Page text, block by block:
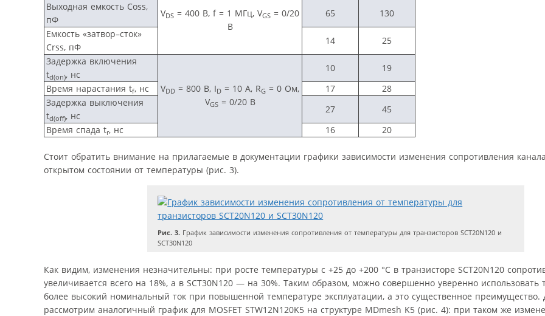
VDS = 400 В, f = 1 МГц, VGS = 0/20
В
Выходная емкость Coss,
пФ
65
130
Емкость «затвор–сток»
Crss, пФ
14
25
Задержка включения
td(on), нс
VDD = 800 В, ID = 10 A, RG = 0 Ом,
VGS = 0/20 В
10
19
Время нарастания tf, нс 17
28
Задержка выключения
td(off), нс
27
45
Время спада tr, нс 16 20
Стоит обратить внимание на прилагаемые в документации графики зависимости изменения сопротивления канала
открытом состоянии от температуры (рис. 3).
Рис. 3. График зависимости изменения сопротивления от температуры для транзисторов SCT20N120 и
SCT30N120
Как видим, изменения незначительны: при росте температуры с +25 до +200 °С в транзисторе SCT20N120
увеличивается всего на 18%, а в SCT30N120 — на 30%. Таким образом, можно совершенно уверенно использовать
более высокий номинальный ток при повышенной температуре эксплуатации, а это существенное
рассмотрим аналогичный график для MOSFET STW12N120K5 на структуре MDmesh K5 (рис. 4): при таком же